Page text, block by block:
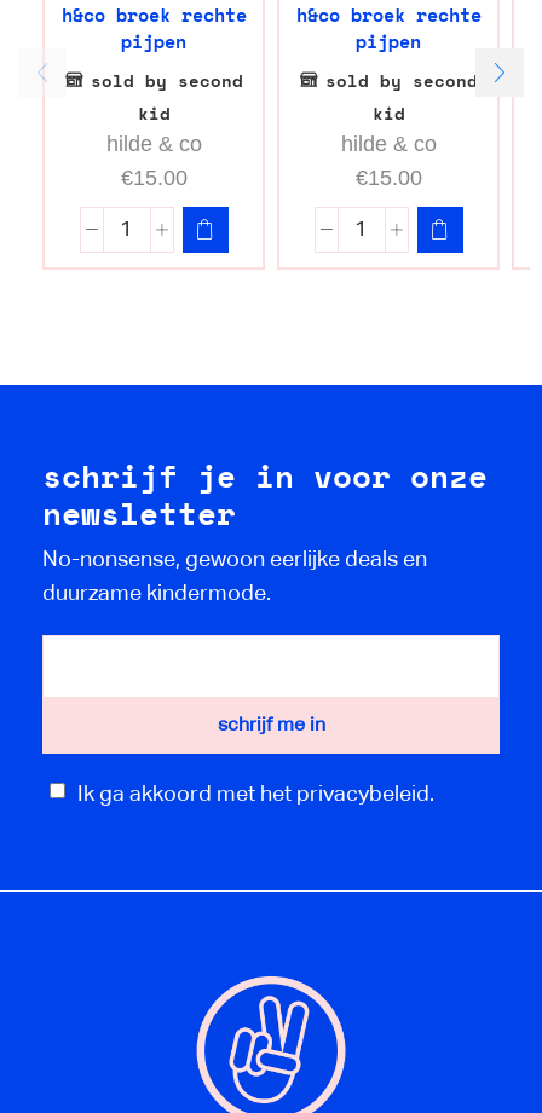
h&co broek rechte
pijpen
sold by second
kid
hilde & co
€15.00
h&co broek rechte
pijpen
sold by second
kid
hilde & co
€15.00
schrijf je in voor onze
newsletter
No-nonsense, gewoon eerlijke deals en
duurzame kindermode.
Ik ga akkoord met het privacybeleid.